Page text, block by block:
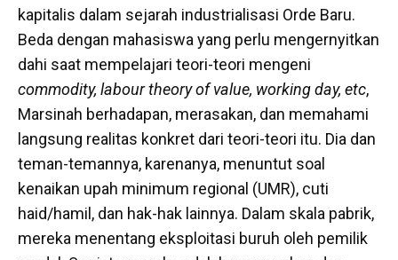
kapitalis dalam sejarah industrialisasi Orde Baru.
Beda dengan mahasiswa yang perlu mengernyitkan
dahi saat mempelajari teori-teori mengeni
commodity, labour theory of value, working day, etc,
Marsinah berhadapan, merasakan, dan memahami
langsung realitas konkret dari teori-teori itu. Dia dan
teman-temannya, karenanya, menuntut soal
kenaikan upah minimum regional (UMR), cuti
haid/hamil, dan hak-hak lainnya. Dalam skala pabrik,
mereka menentang eksploitasi buruh oleh pemilik